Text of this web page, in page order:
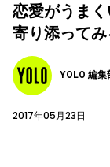
恋愛がうま
寄り添ってみ
YOLO 編集
2017年05月23日